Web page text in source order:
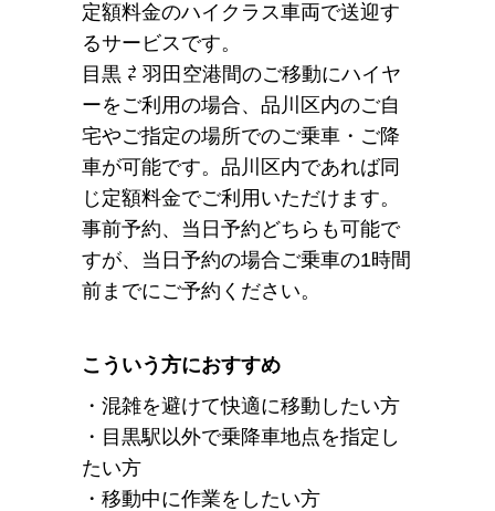
定額料金のハイクラス車両で送迎す
るサービスです。
目黒 ⇄ 羽田空港間のご移動にハイヤ
ーをご利用の場合、品川区内のご自
宅やご指定の場所でのご乗車・ご降
車が可能です。品川区内であれば同
じ定額料金でご利用いただけます。
事前予約、当日予約どちらも可能で
すが、当日予約の場合ご乗車の1時間
前までにご予約ください。
こういう方におすすめ
・混雑を避けて快適に移動したい方
・目黒駅以外で乗降車地点を指定し
たい方
・移動中に作業をしたい方